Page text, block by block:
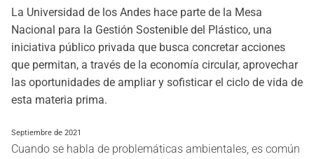
La Universidad de los Andes hace parte de la Mesa
Nacional para la Gestión Sostenible del Plástico, una
iniciativa público privada que busca concretar acciones
que permitan, a través de la economía circular, aprovechar
las oportunidades de ampliar y sofisticar el ciclo de vida de
esta materia prima.
Septiembre de 2021
Cuando se habla de problemáticas ambientales, es común